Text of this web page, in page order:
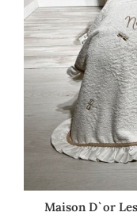
Maison D`or